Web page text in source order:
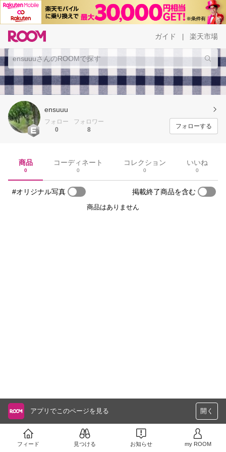
ガイド 楽天市場
ensuuu
フォロー
0
フォロワー
8
フォローする
商品
0
コーディネート
0
コレクション
0
いいね
0
#オリジナル写真 掲載終了商品を含む
商品はありません
アプリでこのページを見る 開く
フィード 見つける お知らせ my ROOM